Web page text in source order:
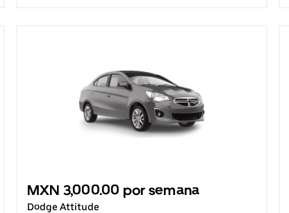
MXN 3,000.00 por semana
Dodge Attitude